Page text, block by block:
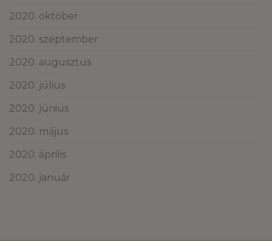
2020. október
2020. szeptember
2020. augusztus
2020. július
2020. június
2020. május
2020. április
2020. január